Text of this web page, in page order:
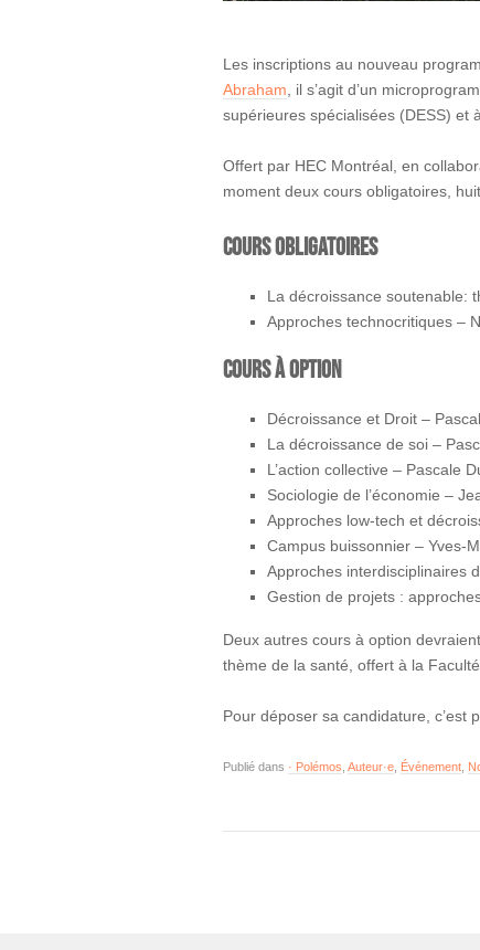
Les inscriptions au nouveau
Abraham , il s’agit d’un
supérieures spécialisées (DESS) et
Offert par HEC Montréal, en
moment deux cours obligatoires,
cours obligatoires
La décroissance soutenable:
Approches technocritiques –
cours à option
Décroissance et Droit –
La décroissance de soi –
L’action collective – Pascale
Sociologie de l’économie –
Approches low-tech et
Campus buissonnier – Yves-
Approches interdisciplinaires
Gestion de projets :
Deux autres cours à option
thème de la santé, offert à la
Pour déposer sa candidature, c’est
Publié dans · Polémos Auteur·e Événement